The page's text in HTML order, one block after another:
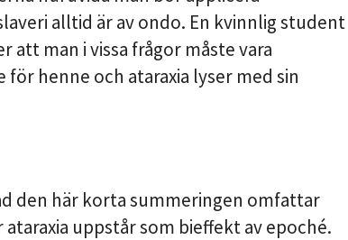
alltid är av ondo. En kvinnlig student
man i vissa frågor måste vara
henne och ataraxia lyser med sin
den här korta summeringen omfattar
uppstår som bieffekt av epoché.